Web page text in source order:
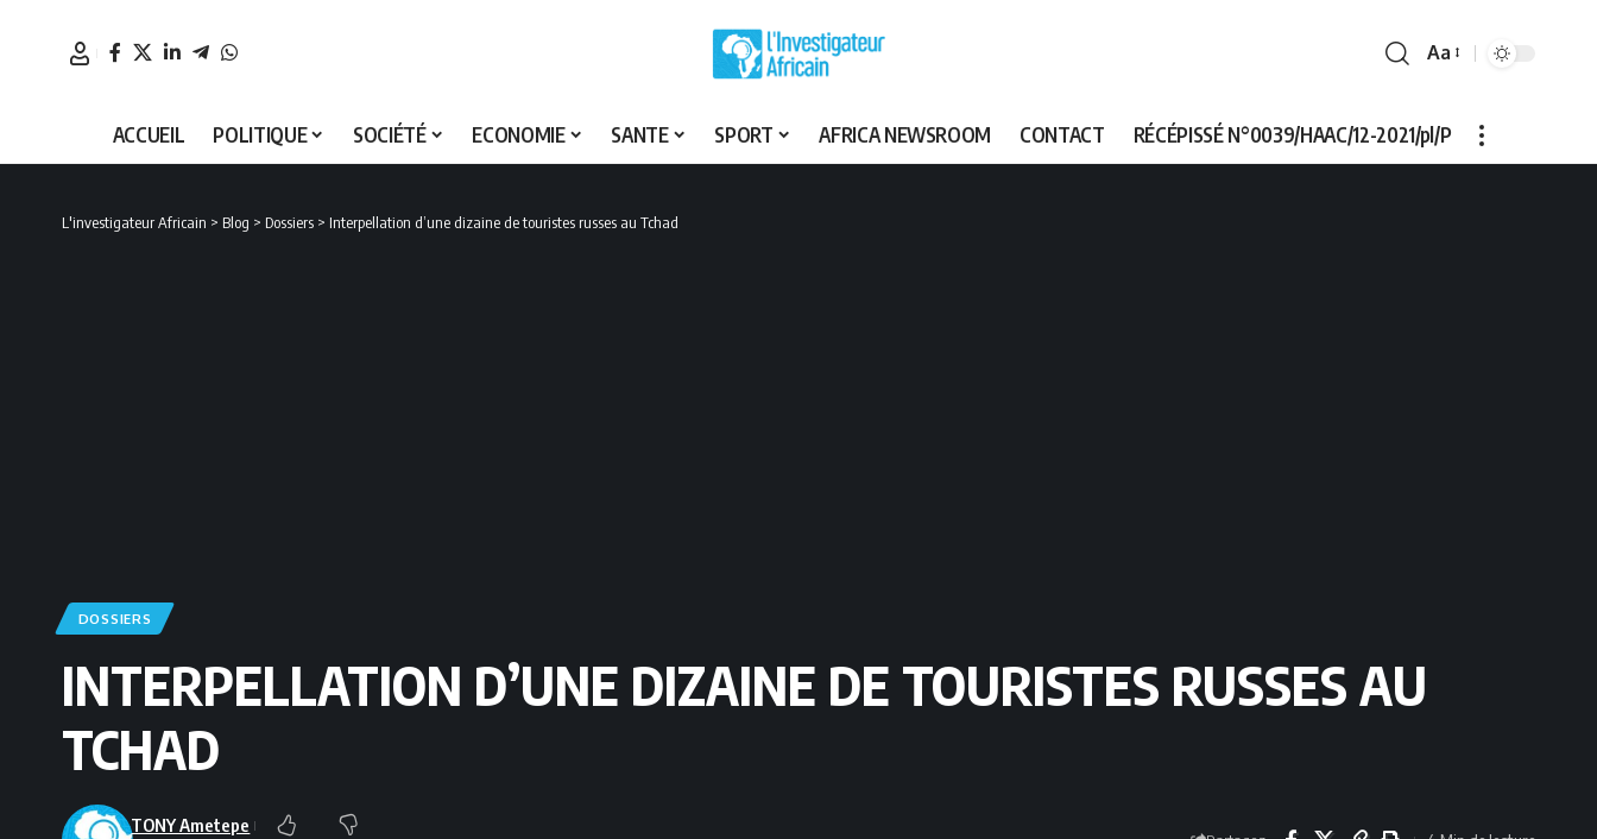
Font
Aa
ACCUEIL POLITIQUE SOCIÉTÉ ECONOMIE SANTE SPORT AFRICA NEWSROOM CONTACT RÉCÉPISSÉ N°0039/HAAC/12-2021/pl/P
L'investigateur Africain > Blog > Dossiers > Interpellation d’une dizaine de touristes russes au Tchad
DOSSIERS
INTERPELLATION D’UNE DIZAINE DE TOURISTES RUSSES AU
TCHAD
TONY Ametepe